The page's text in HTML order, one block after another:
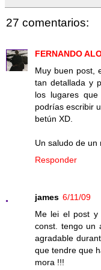
27 comentarios:
FERNANDO
Muy buen post,
tan detallada y
los lugares
podrías escribir
betún XD.
Un saludo de un
Responder
james 6/11/09
Me lei el post y
const. tengo un
agradable
que tendre que
mora !!!